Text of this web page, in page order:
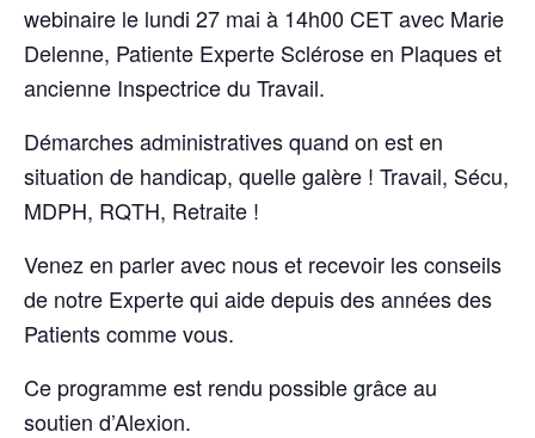
webinaire le lundi 27 mai à 14h00 CET avec Marie
Delenne, Patiente Experte Sclérose en Plaques et
ancienne Inspectrice du Travail.
Démarches administratives quand on est en
situation de handicap, quelle galère ! Travail, Sécu,
MDPH, RQTH, Retraite !
Venez en parler avec nous et recevoir les conseils
de notre Experte qui aide depuis des années des
Patients comme vous.
Ce programme est rendu possible grâce au
soutien d’Alexion.